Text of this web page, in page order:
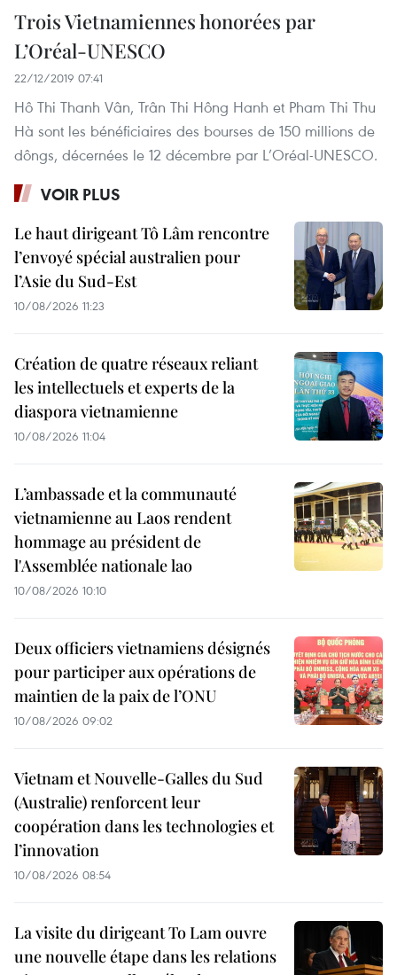
Trois Vietnamiennes honorées par
L’Oréal-UNESCO
22/12/2019 07:41
Hô Thi Thanh Vân, Trân Thi Hông Hanh et Pham Thi Thu
Hà sont les bénéficiaires des bourses de 150 millions de
dôngs, décernées le 12 décembre par L’Oréal-UNESCO.
VOIR PLUS
Le haut dirigeant Tô Lâm rencontre
l’envoyé spécial australien pour
l’Asie du Sud-Est
10/08/2026 11:23
Création de quatre réseaux reliant
les intellectuels et experts de la
diaspora vietnamienne
10/08/2026 11:04
L’ambassade et la communauté
vietnamienne au Laos rendent
hommage au président de
l'Assemblée nationale lao
10/08/2026 10:10
Deux officiers vietnamiens désignés
pour participer aux opérations de
maintien de la paix de l’ONU
10/08/2026 09:02
Vietnam et Nouvelle-Galles du Sud
(Australie) renforcent leur
coopération dans les technologies et
l’innovation
10/08/2026 08:54
La visite du dirigeant To Lam ouvre
une nouvelle étape dans les relations